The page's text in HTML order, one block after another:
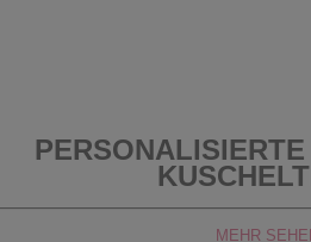
MEHR